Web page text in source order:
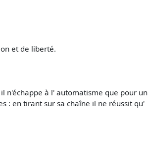
et de liberté.
n'échappe à l' automatisme que pour un
: en tirant sur sa chaîne il ne réussit qu'